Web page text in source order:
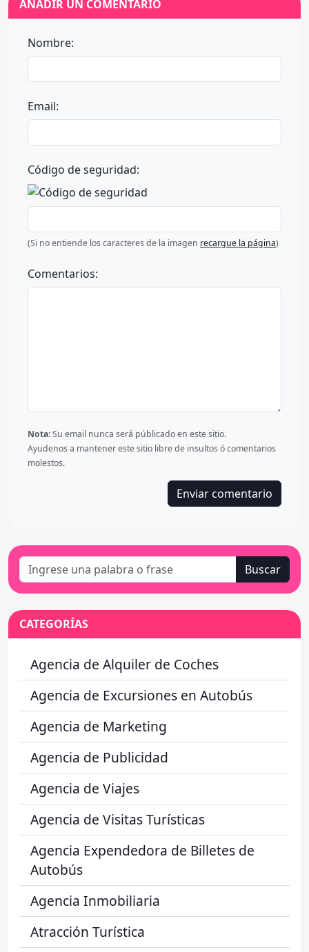
AÑADIR UN COMENTARIO
Nombre:
Email:
Código de seguridad:
(Si no entiende los caracteres de la imagen recargue la página)
Comentarios:
Nota:Su email nunca será públicado en este sitio.
Ayudenos a mantener este sitio libre de insultos ó comentarios
molestos.
Buscar
CATEGORÍAS
Agencia de Alquiler de Coches
Agencia de Excursiones en Autobús
Agencia de Marketing
Agencia de Publicidad
Agencia de Viajes
Agencia de Visitas Turísticas
Agencia Expendedora de Billetes de
Autobús
Agencia Inmobiliaria
Atracción Turística